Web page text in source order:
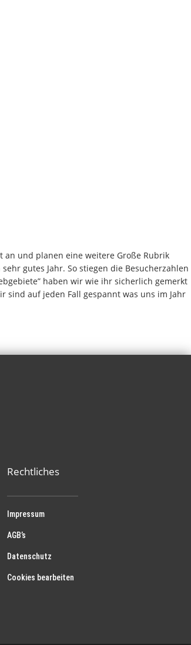
an und planen eine weitere Große Rubrik
gutes Jahr. So stiegen die Besucherzahlen
haben wir wie ihr sicherlich gemerkt
sind auf jeden Fall gespannt was uns im Jahr
Rechtliches
Impressum
AGB’s
Datenschutz
Cookies bearbeiten